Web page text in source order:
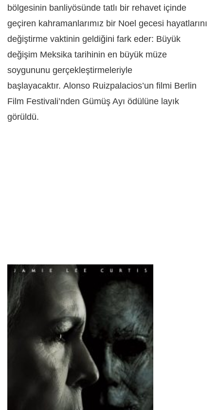
bölgesinin banliyösünde tatlı bir rehavet içinde
geçiren kahramanlarımız bir Noel gecesi hayatlarını
değiştirme vaktinin geldiğini fark eder: Büyük
değişim Meksika tarihinin en büyük müze
soygununu gerçekleştirmeleriyle
başlayacaktır. Alonso Ruizpalacios’un filmi Berlin
Film Festivali’nden Gümüş Ayı ödülüne layık
görüldü.